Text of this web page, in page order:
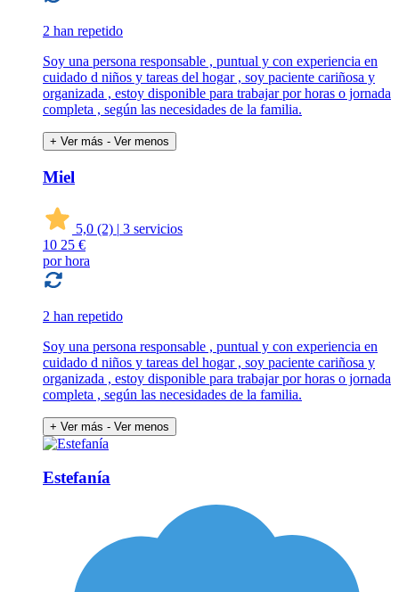
2 han repetido
Soy una persona responsable , puntual y con experiencia en
cuidado d niños y tareas del hogar , soy paciente cariñosa y
organizada , estoy disponible para trabajar por horas o jornada
completa , según las necesidades de la familia.
+ Ver más - Ver menos
Miel
5,0 (2) | 3 servicios
10 25 €
por hora
2 han repetido
Soy una persona responsable , puntual y con experiencia en
cuidado d niños y tareas del hogar , soy paciente cariñosa y
organizada , estoy disponible para trabajar por horas o jornada
completa , según las necesidades de la familia.
+ Ver más - Ver menos
Estefanía